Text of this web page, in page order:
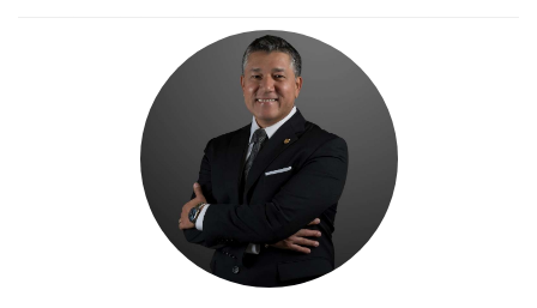
información de los clientes, realizar seguimientos
personalizados y automatizar tareas repetitivas.
Herramientas como Salesforce o HubSpot ofrecen
funcionalidades que ayudan a mantener una relación cercana
con los clientes, facilitando la comunicación y el seguimiento
de oportunidades. Además, al integrar un CRM en su rutina
diaria, los agentes pueden dedicar más tiempo a lo que
realmente importa: construir relaciones significativas.